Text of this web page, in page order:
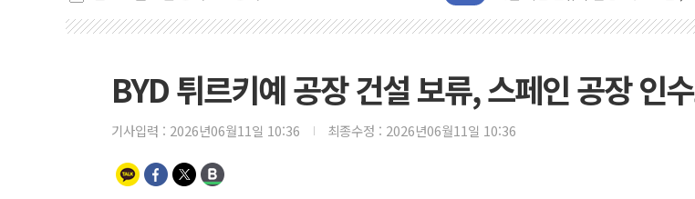
美 고용 쇼크에 엔화 장중 급등…
뉴욕증시 프리뷰, 美 고용 쇼크에
[종합] 美 7월 고용 2만3000명 감
[사진] 이슬람 수니파 3개국, 공동방
뉴욕증시 개장 전 특징주...아틀
보훈부, 미 DPAA와 MOU… "6·25
BYD 튀르키예 공장 건설 보류, 스페인 공장 인
기사입력 : 2026년06월11일 10:36 최종수정 : 2026년06월11일 10:36